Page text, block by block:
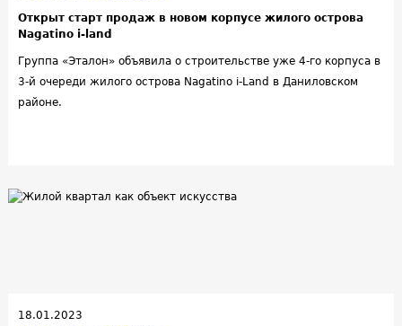
Открыт старт продаж в новом корпусе жилого острова
Nagatino i-land
Группа «Эталон» объявила о строительстве уже 4-го корпуса в
3-й очереди жилого острова Nagatino i-Land в Даниловском
районе.
18.01.2023